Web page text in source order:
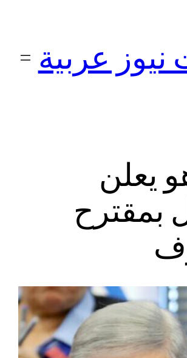
نيوز عربية
يعلن
بمقترح